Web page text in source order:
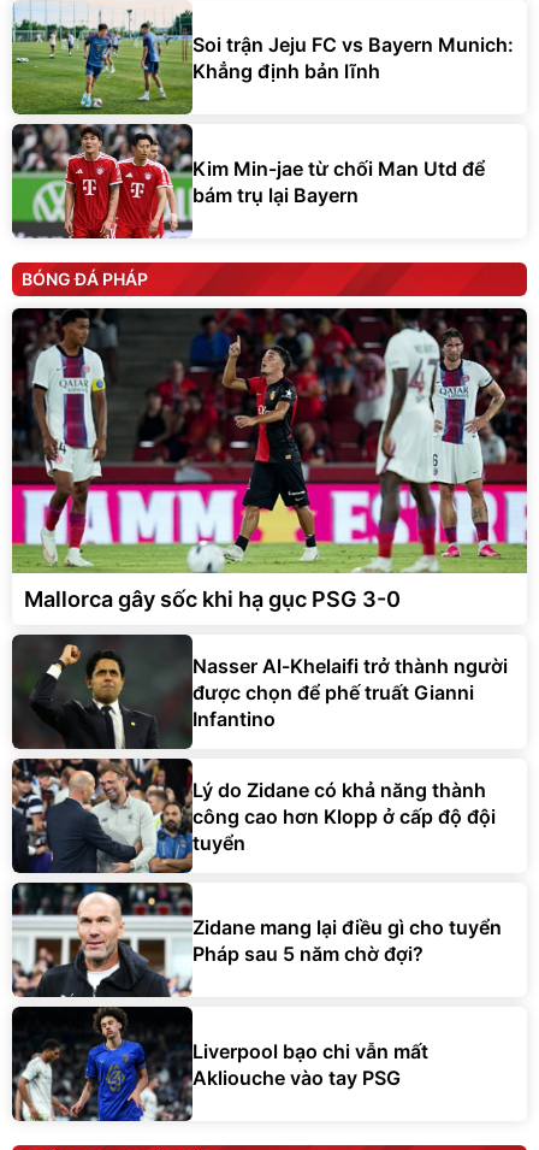
Soi trận Jeju FC vs Bayern Munich:
Khẳng định bản lĩnh
Kim Min-jae từ chối Man Utd để
bám trụ lại Bayern
BÓNG ĐÁ PHÁP
Mallorca gây sốc khi hạ gục PSG 3-0
Nasser Al-Khelaifi trở thành người
được chọn để phế truất Gianni
Infantino
Lý do Zidane có khả năng thành
công cao hơn Klopp ở cấp độ đội
tuyển
Zidane mang lại điều gì cho tuyển
Pháp sau 5 năm chờ đợi?
Liverpool bạo chi vẫn mất
Akliouche vào tay PSG